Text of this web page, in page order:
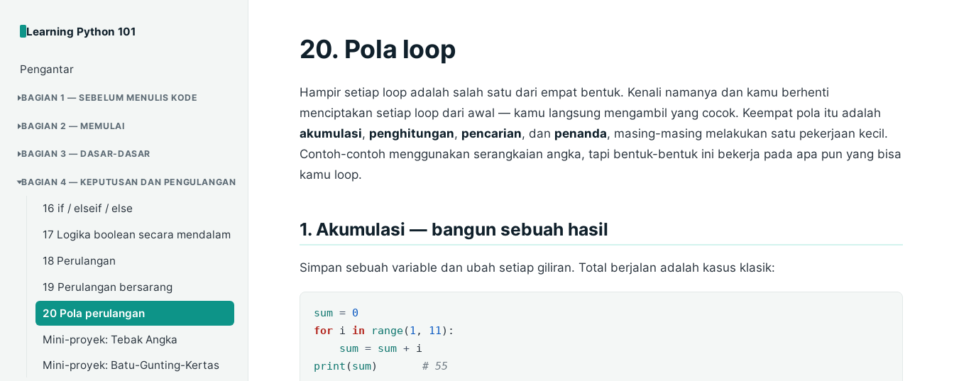
Learning Python 101
Pengantar
BAGIAN 1 — SEBELUM MENULIS KODE
BAGIAN 2 — MEMULAI
BAGIAN 3 — DASAR-DASAR
BAGIAN 4 — KEPUTUSAN DAN PENGULANGAN
16 if / elseif / else
17 Logika boolean secara mendalam
18 Perulangan
19 Perulangan bersarang
20 Pola perulangan
Mini-proyek: Tebak Angka
Mini-proyek: Batu-Gunting-Kertas
20. Pola loop
Hampir setiap loop adalah salah satu dari empat bentuk. Kenali namanya dan kamu berhenti
menciptakan setiap loop dari awal — kamu langsung mengambil yang cocok. Keempat pola itu adalah
akumulasi, penghitungan, pencarian, dan penanda, masing-masing melakukan satu pekerjaan kecil.
Contoh-contoh menggunakan serangkaian angka, tapi bentuk-bentuk ini bekerja pada apa pun yang bisa
kamu loop.
1. Akumulasi — bangun sebuah hasil
Simpan sebuah variable dan ubah setiap giliran. Total berjalan adalah kasus klasik:
sum =
0
for i in range(1 , 11 ):
sum = sum + i
print (sum) # 55